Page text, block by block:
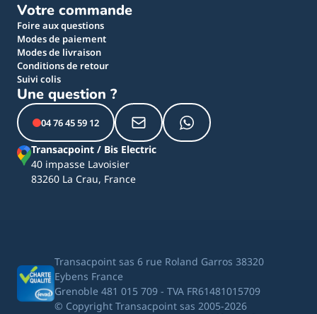
Votre commande
Foire aux questions
Modes de paiement
Modes de livraison
Conditions de retour
Suivi colis
Une question ?
04 76 45 59 12
Transacpoint / Bis Electric
40 impasse Lavoisier
83260 La Crau, France
Transacpoint sas 6 rue Roland Garros 38320
Eybens France
Grenoble 481 015 709 - TVA FR61481015709
© Copyright Transacpoint sas 2005-2026